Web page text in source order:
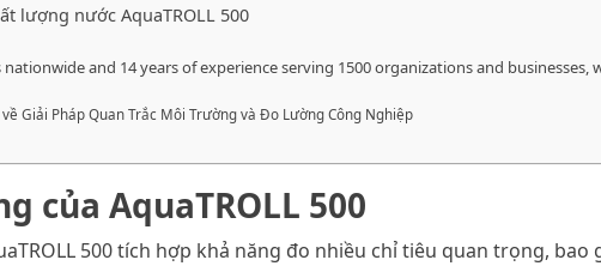
lượng nước AquaTROLL 500
and 14 years of experience serving 1500 organizations and businesses,
Giải Pháp Quan Trắc Môi Trường và Đo Lường Công Nghiệp
của AquaTROLL 500
500 tích hợp khả năng đo nhiều chỉ tiêu quan trọng, bao